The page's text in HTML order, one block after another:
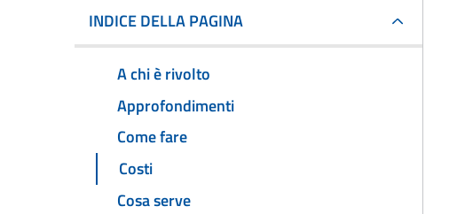
INDICE DELLA PAGINA
A chi è rivolto
Approfondimenti
Come fare
Costi
Cosa serve